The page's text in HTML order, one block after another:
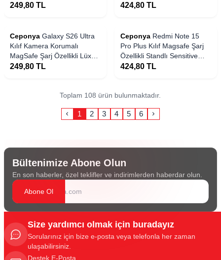
Samara Kapak
249,80 TL
Samara Kapak
424,80 TL
Ceponya Galaxy S26 Ultra
Kılıf Kamera Korumalı
MagSafe Şarj Özellikli Lüx
Şeffaf London Silikon Kapak
249,80 TL
Ceponya Redmi Note 15
Pro Plus Kılıf Magsafe Şarj
Özellikli Standlı Sensitive
Touch Samara Kapak
424,80 TL
Toplam 108 ürün bulunmaktadır.
1 2 3 4 5 6
Bültenimize Abone Olun
En son haberler, özel teklifler ve indirimlerden haberdar olun.
Abone Ol
Size yardımcı olmak için buradayız
Sorularınız için bize e-posta veya telefonla her zaman
ulaşabilirsiniz.
Destek E-Posta